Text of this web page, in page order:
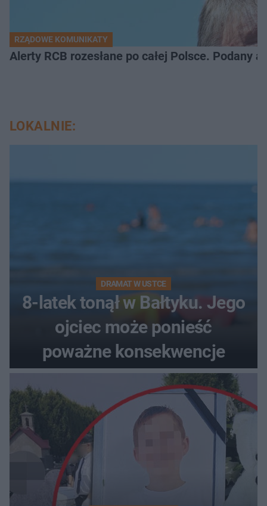
RZĄDOWE KOMUNIKATY
Alerty RCB rozesłane po całej Polsce. Podany
LOKALNIE:
DRAMAT W USTCE
8-latek tonął w Bałtyku. Jego
ojciec może ponieść
poważne konsekwencje